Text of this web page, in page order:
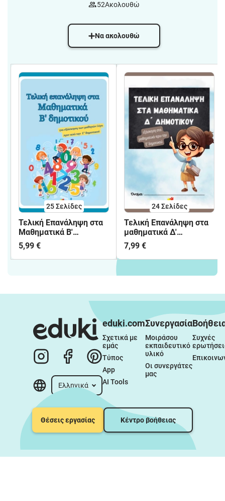
52Ακολουθώ
Να ακολουθώ
25Σελίδες
Τελική Επανάληψη στα
Μαθηματικά Β'
δημοτικού
5,99 €
24Σελίδες
Τελική Επανάληψη στα
μαθηματικά Δ'
δημοτικού
7,99 €
Ελληνικά
eduki.com
Σχετικά με
εμάς
Τύπος
App
AI Tools
Συνεργασία
Μοιράσου
εκπαιδευτικό
υλικό
Οι συνεργάτες
μας
Συχνές
Θέσεις εργασίας Κέντρο βοήθειας